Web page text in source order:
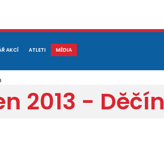
AKCÍ ATLETI MÉDIA
DOKUMENTY REPREZENTACE
2013 - Děčín